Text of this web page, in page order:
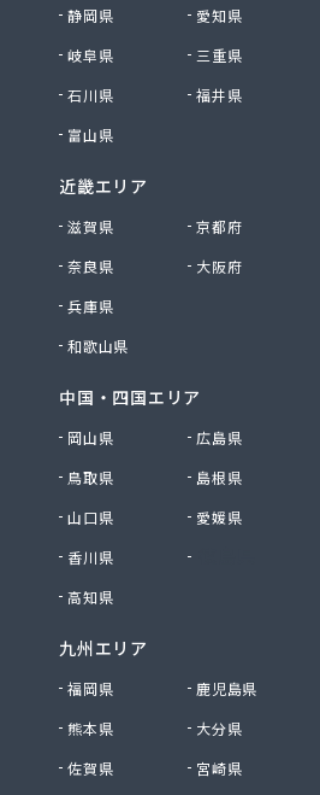
静岡県
愛知県
岐阜県
三重県
石川県
福井県
富山県
近畿エリア
滋賀県
京都府
奈良県
大阪府
兵庫県
和歌山県
中国・四国エリア
岡山県
広島県
鳥取県
島根県
山口県
愛媛県
香川県
高知県
九州エリア
福岡県
鹿児島県
熊本県
大分県
佐賀県
宮崎県